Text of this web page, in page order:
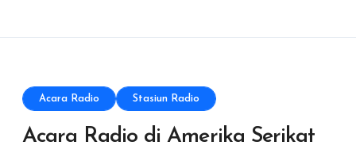
Acara Radio Stasiun Radio
Acara Radio di Amerika Serikat